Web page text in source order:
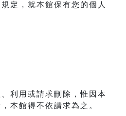
定，就本館保有您的個人
利用或請求刪除，惟因本
本館得不依請求為之。